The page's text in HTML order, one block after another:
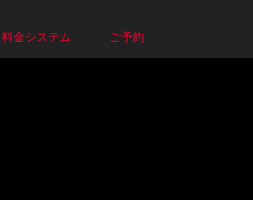
料金システム ご予約